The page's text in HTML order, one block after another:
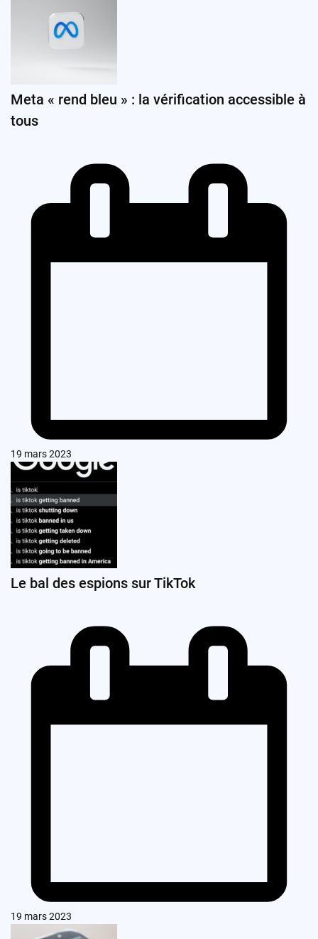
Meta « rend bleu » : la vérification accessible à
tous
19 mars 2023
Le bal des espions sur TikTok
19 mars 2023